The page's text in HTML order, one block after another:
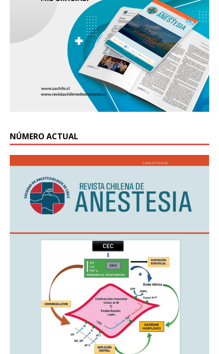
NÚMERO ACTUAL